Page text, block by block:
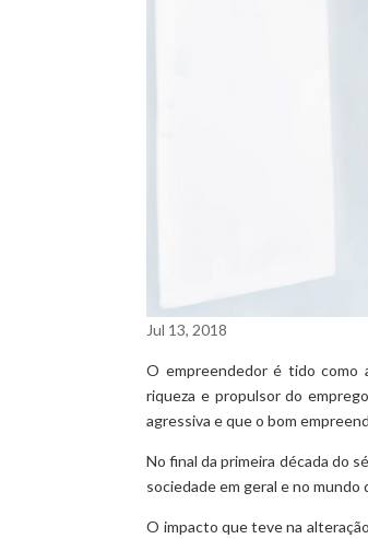
Jul 13, 2018
O empreendedor é tido como
riqueza e propulsor do
agressiva e que o bom
No final da primeira década do
sociedade em geral e no
O impacto que teve na